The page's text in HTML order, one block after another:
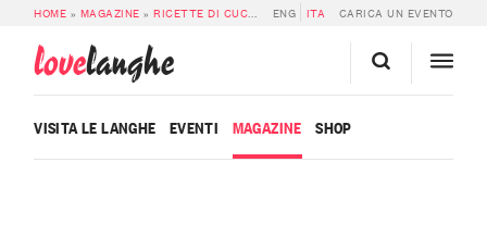
HOME » MAGAZINE »RICETTE DI CUCINA »SUBRÌC, FRITTELLE DOLCI DI
ENG ITA CARICA UN EVENTO
lovelanghe
VISITA LE LANGHE EVENTI MAGAZINE SHOP